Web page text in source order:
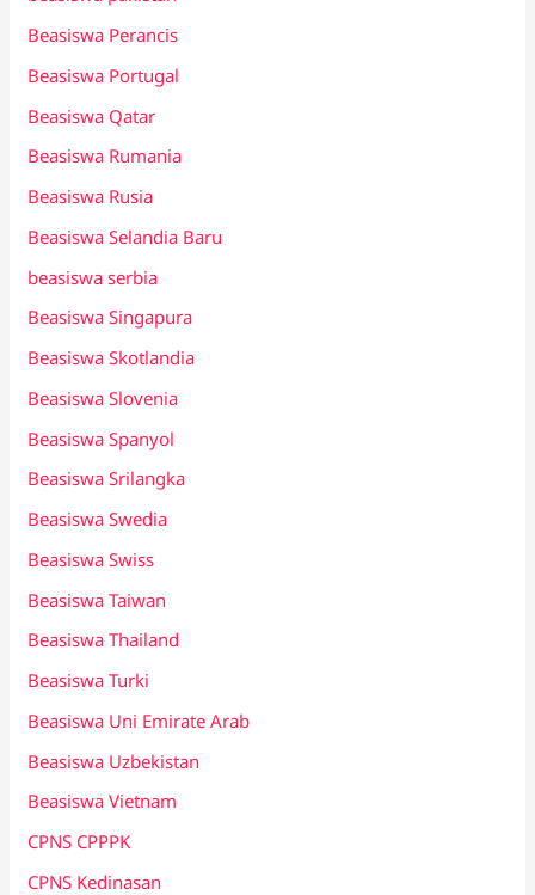
Beasiswa Perancis
Beasiswa Portugal
Beasiswa Qatar
Beasiswa Rumania
Beasiswa Rusia
Beasiswa Selandia Baru
beasiswa serbia
Beasiswa Singapura
Beasiswa Skotlandia
Beasiswa Slovenia
Beasiswa Spanyol
Beasiswa Srilangka
Beasiswa Swedia
Beasiswa Swiss
Beasiswa Taiwan
Beasiswa Thailand
Beasiswa Turki
Beasiswa Uni Emirate Arab
Beasiswa Uzbekistan
Beasiswa Vietnam
CPNS CPPPK
CPNS Kedinasan